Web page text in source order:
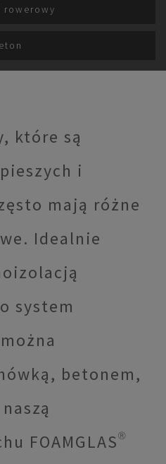
rowerowy
które są
i
mają różne
Idealnie
system
betonem,
FOAMGLAS®